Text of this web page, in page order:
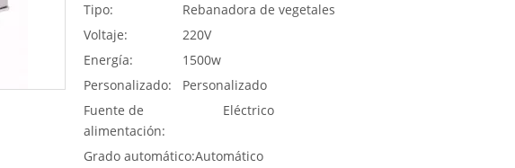
Tipo:
Rebanadora de vegetales
Voltaje:
220V
Energía:
1500w
Personalizado:
Personalizado
Fuente de
alimentación:
Eléctrico
Grado automático:Automático